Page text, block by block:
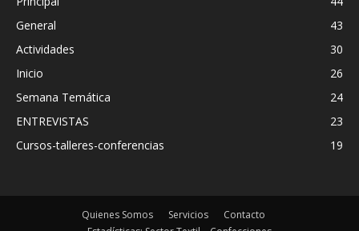
General
43
Actividades
30
Inicio
26
Semana Temática
24
ENTREVISTAS
23
Cursos-talleres-conferencias
19
Quienes Somos Servicios
Contacto